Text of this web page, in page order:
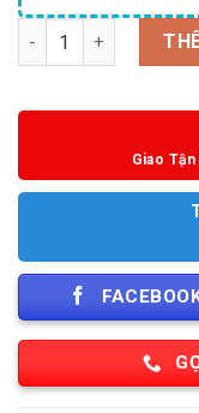
Số lượng
Giao